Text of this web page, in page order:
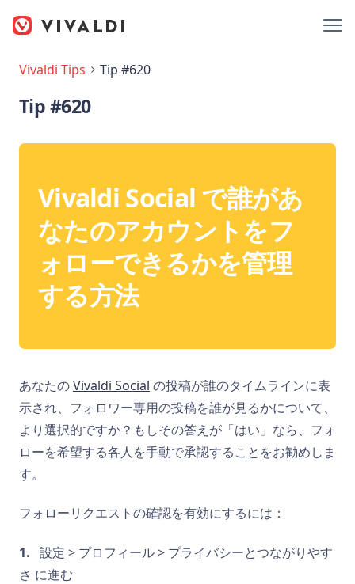
Vivaldi Tips Tip #620
Tip #620
Vivaldi Social で誰があ
なたのアカウントをフ
ォローできるかを管理
する方法
あなたのVivaldi Social の投稿が誰のタイムラインに表
示され、フォロワー専用の投稿を誰が見るかについて、
より選択的ですか？もしその答えが「はい」なら、フォ
ローを希望する各人を手動で承認することをお勧めしま
す。
フォローリクエストの確認を有効にするには：
設定 > プロフィール > プライバシーとつながりやす
さ に進む